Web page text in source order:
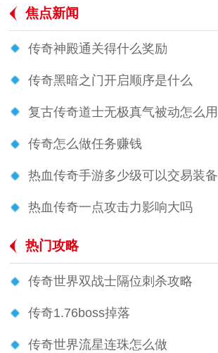
焦点新闻
传奇神殿通关得什么奖励
传奇黑暗之门开启顺序是什么
复古传奇道士无极真气被动怎么用
传奇怎么做任务赚钱
热血传奇手游多少级可以交易装备
热血传奇一点攻击力影响大吗
热门攻略
传奇世界双战士隔位刺杀攻略
传奇1.76boss掉落
传奇世界流星连珠怎么做